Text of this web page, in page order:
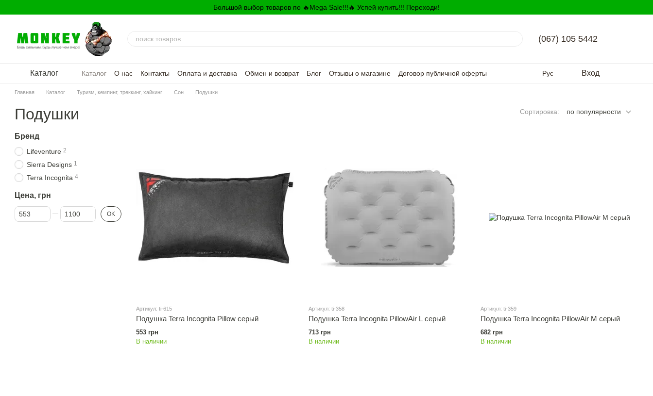
Большой выбор товаров по 🔥Mega Sale!!!🔥 Успей купить!!! Переходи!
(067) 105 5442
Каталог Каталог О нас Контакты Оплата и доставка Обмен и возврат Блог Отзывы о магазине
Договор публичной оферты
Рус Вход
Главная Каталог Туризм, кемпинг, треккинг, хайкинг Сон Подушки
Подушки Сортировка: по популярности
Артикул: ti-615
Подушка Terra Incognita Pillow серый
553 грн
В наличии
Артикул: ti-358
Подушка Terra Incognita PillowAir L серый
713 грн
В наличии
Артикул: ti-359
Подушка Terra Incognita PillowAir M серый
682 грн
В наличии
Бренд
Lifeventure 2
Sierra Designs 1
Terra Incognita 4
Цена, грн
От Цена, грн
До Цена, грн OK